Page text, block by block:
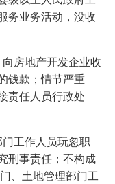
务业务活动，没收
房地产开发企业收
钱款；情节严重
责任人员行政处
工作人员玩忽职
刑事责任；不构成
、土地管理部门工